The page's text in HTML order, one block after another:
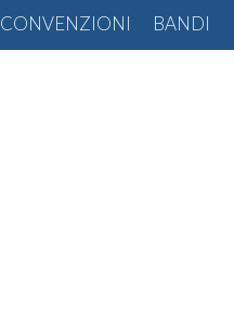
CONVENZIONI BANDI